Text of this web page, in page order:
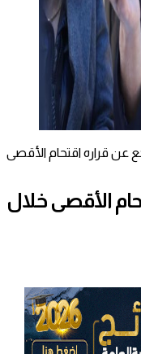
عن قراره اقتحام الأقصى
الأقصى خلال